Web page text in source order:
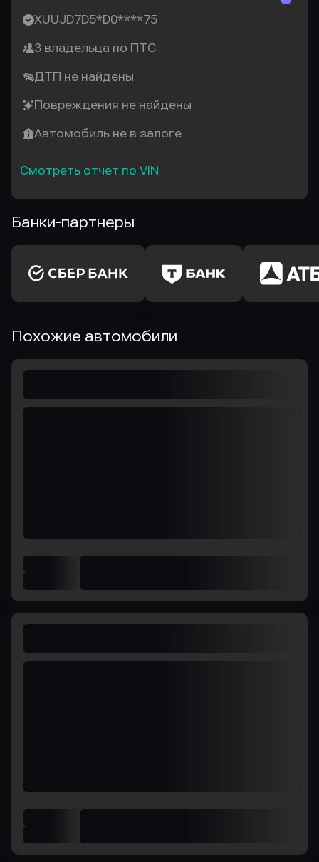
XUUJD7D5*D0****75
3 владельца по ПТС
ДТП не найдены
Повреждения не найдены
Автомобиль не в залоге
Смотреть отчет по VIN
Банки-партнеры
Похожие автомобили